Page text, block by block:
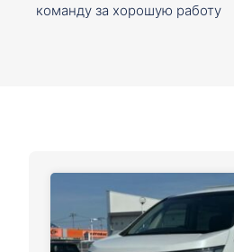
команду за хорошую работу